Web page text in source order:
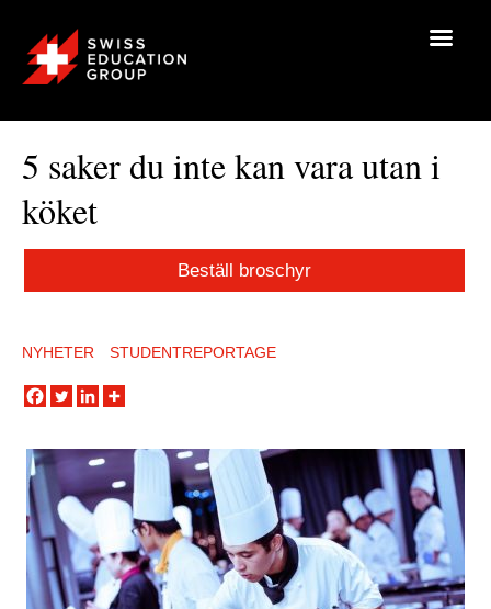
5 saker du inte kan vara utan i
köket
Beställ broschyr
NYHETER STUDENTREPORTAGE